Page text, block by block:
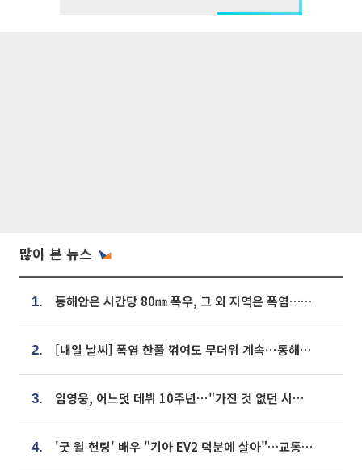
많이 본 뉴스
1. 동해안은 시간당 80㎜ 폭우, 그 외 지역은 폭염…‘극과 극 날씨’
2. [내일 날씨] 폭염 한풀 꺾여도 무더위 계속⋯동해안 이틀 연속 비
3. 임영웅, 어느덧 데뷔 10주년⋯"가진 것 없던 시절, 내 앞엔 20명의 팬뿐"
4. '굿 윌 헌팅' 배우 "기아 EV2 덕분에 살아"…교통사고 후 안전성 극찬